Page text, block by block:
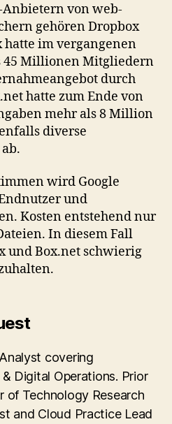
von web-
gehören Dropbox
hatte im vergangenen
45 Millionen Mitgliedern
durch
hatte zum Ende von
mehr als 8 Million
diverse
wird Google
und
Kosten entstehend nur
In diesem Fall
und Box.net schwierig
covering
Digital Operations. Prior
Technology Research
and Cloud Practice Lead